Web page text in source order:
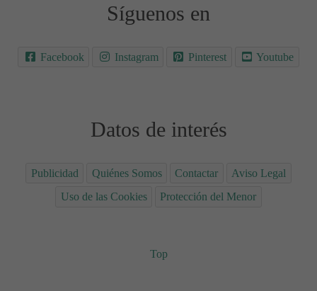
Síguenos en
Facebook Instagram Pinterest Youtube
Datos de interés
Publicidad Quiénes Somos Contactar
Aviso Legal
Uso de las Cookies
Protección del Menor
Top